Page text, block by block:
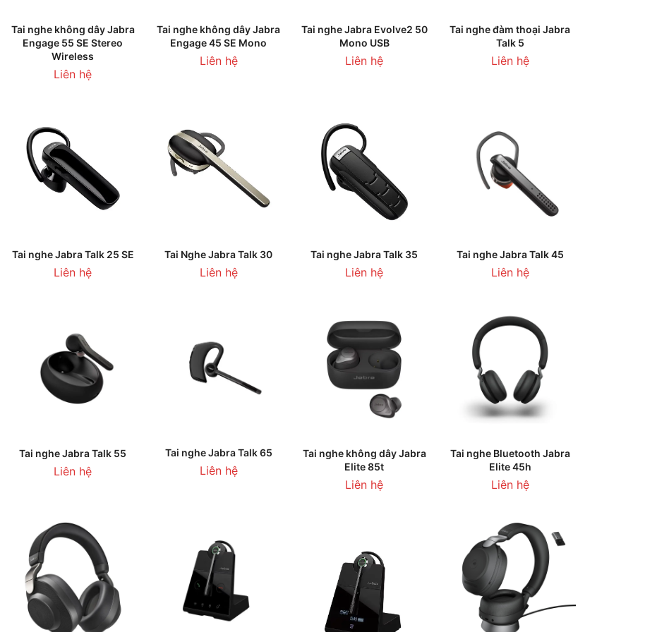
ĐỌC TIẾP
Tai nghe không dây Jabra
Engage 55 SE Stereo
Wireless
Liên hệ
ĐỌC TIẾP
Tai nghe không dây Jabra
Engage 45 SE Mono
Liên hệ
ĐỌC TIẾP
Tai nghe Jabra Evolve2 50
Mono USB
Liên hệ
THÊM VÀO GIỎ HÀNG
Tai nghe đàm thoại Jabra
Talk 5
Liên hệ
THÊM VÀO GIỎ HÀNG
Tai nghe Jabra Talk 25 SE
Liên hệ
THÊM VÀO GIỎ HÀNG
Tai Nghe Jabra Talk 30
Liên hệ
THÊM VÀO GIỎ HÀNG
Tai nghe Jabra Talk 35
Liên hệ
THÊM VÀO GIỎ HÀNG
Tai nghe Jabra Talk 45
Liên hệ
THÊM VÀO GIỎ HÀNG
Tai nghe Jabra Talk 55
Liên hệ
THÊM VÀO GIỎ HÀNG
Tai nghe Jabra Talk 65
Liên hệ
THÊM VÀO GIỎ HÀNG
Tai nghe không dây Jabra
Elite 85t
Liên hệ
THÊM VÀO GIỎ HÀNG
Tai nghe Bluetooth Jabra
Elite 45h
Liên hệ